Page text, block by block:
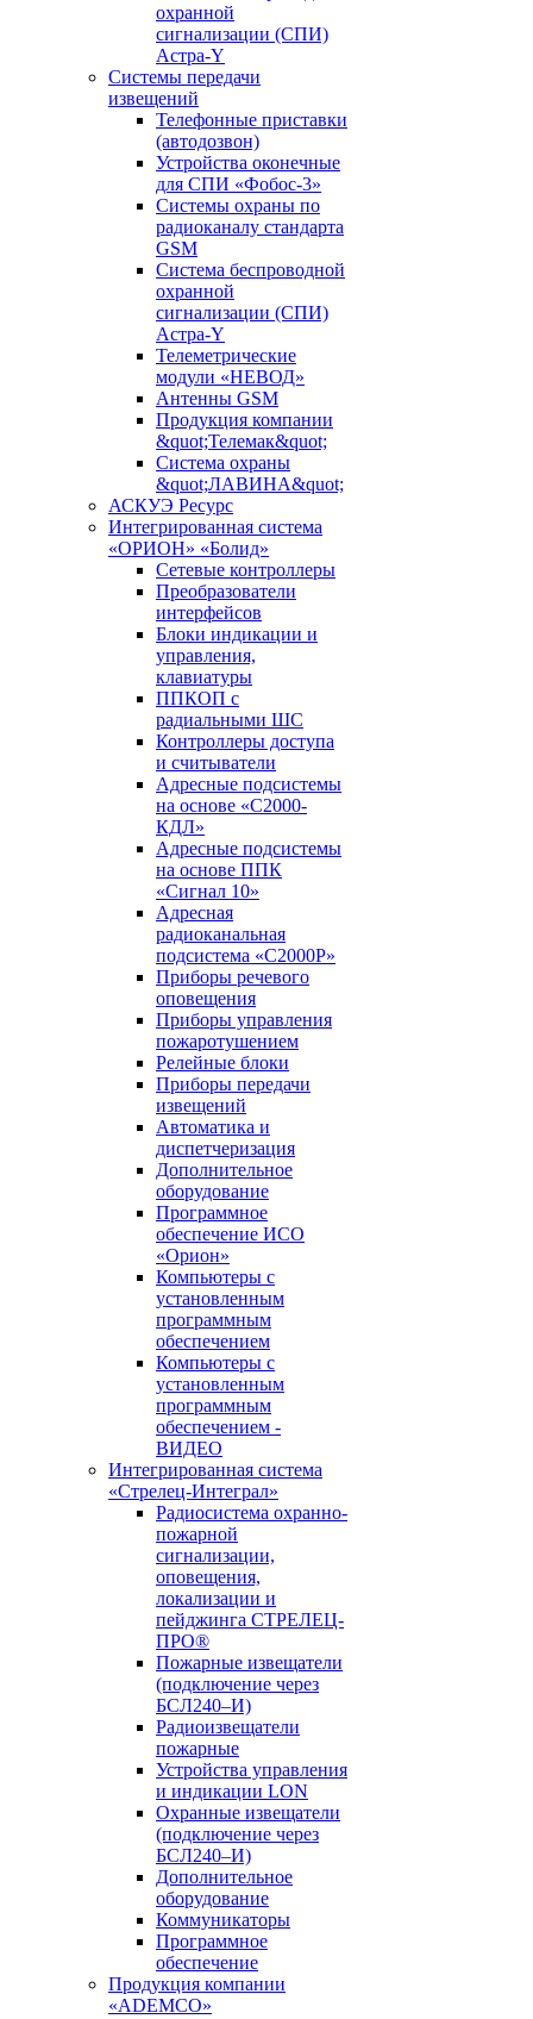
охранной
сигнализации (СПИ)
Астра-Y
Системы передачи
извещений
Телефонные приставки
(автодозвон)
Устройства оконечные
для СПИ «Фобос-3»
Системы охраны по
радиоканалу стандарта
GSM
Система беспроводной
охранной
сигнализации (СПИ)
Астра-Y
Телеметрические
модули «НЕВОД»
Антенны GSM
Продукция компании
&quot;Телемак&quot;
Система охраны
&quot;ЛАВИНА&quot;
АСКУЭ Ресурс
Интегрированная система
«ОРИОН» «Болид»
Сетевые контроллеры
Преобразователи
интерфейсов
Блоки индикации и
управления,
клавиатуры
ППКОП с
радиальными ШС
Контроллеры доступа
и считыватели
Адресные подсистемы
на основе «С2000-
КДЛ»
Адресные подсистемы
на основе ППК
«Сигнал 10»
Адресная
радиоканальная
подсистема «С2000Р»
Приборы речевого
оповещения
Приборы управления
пожаротушением
Релейные блоки
Приборы передачи
извещений
Автоматика и
диспетчеризация
Дополнительное
оборудование
Программное
обеспечение ИСО
«Орион»
Компьютеры с
установленным
программным
обеспечением
Компьютеры с
установленным
программным
обеспечением -
ВИДЕО
Интегрированная система
«Стрелец-Интеграл»
Радиосистема охранно-
пожарной
сигнализации,
оповещения,
локализации и
пейджинга СТРЕЛЕЦ-
ПРО®
Пожарные извещатели
(подключение через
БСЛ240–И)
Радиоизвещатели
пожарные
Устройства управления
и индикации LON
Охранные извещатели
(подключение через
БСЛ240–И)
Дополнительное
оборудование
Коммуникаторы
Программное
обеспечение
Продукция компании
«ADEMCO»